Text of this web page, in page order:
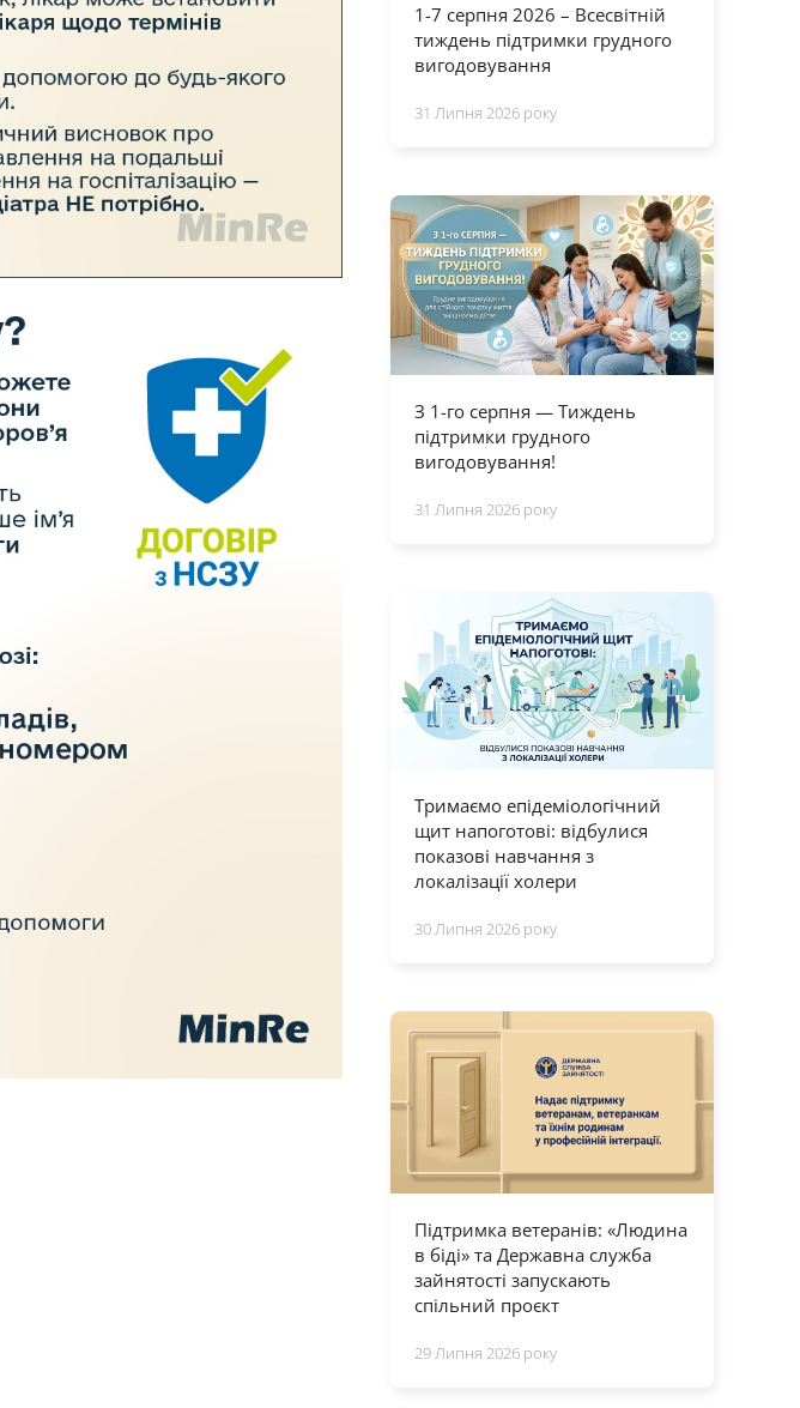
1-7 серпня 2026 – Всесвітній
тиждень підтримки грудного
вигодовування
31 Липня 2026 року
З 1-го серпня — Тиждень
підтримки грудного
вигодовування!
31 Липня 2026 року
Тримаємо епідеміологічний
щит напоготові: відбулися
показові навчання з
локалізації холери
30 Липня 2026 року
Підтримка ветеранів: «Людина
в біді» та Державна служба
зайнятості запускають
спільний проєкт
29 Липня 2026 року